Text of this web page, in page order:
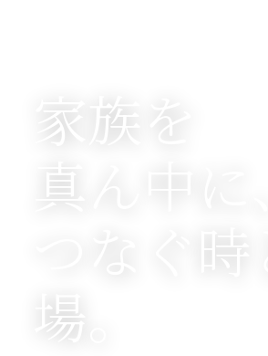
家族を
真ん中に、
場。